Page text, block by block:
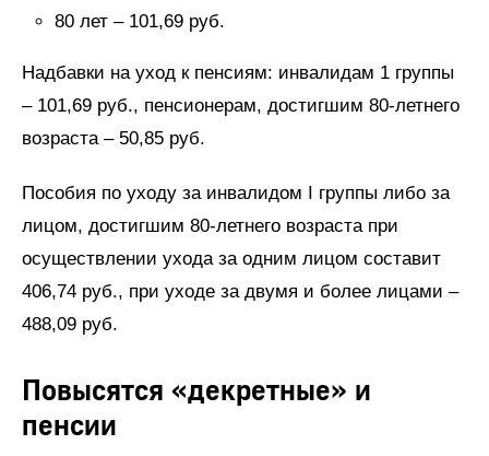
80 лет – 101,69 руб.
Надбавки на уход к пенсиям: инвалидам 1 группы
– 101,69 руб., пенсионерам, достигшим 80-летнего
возраста – 50,85 руб.
Пособия по уходу за инвалидом I группы либо за
лицом, достигшим 80-летнего возраста при
осуществлении ухода за одним лицом составит
406,74 руб., при уходе за двумя и более лицами –
488,09 руб.
Повысятся «декретные» и
пенсии